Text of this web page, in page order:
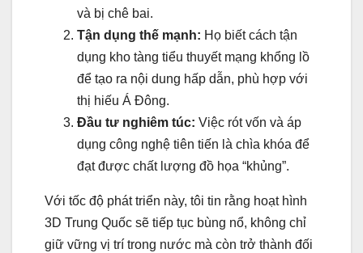
và bị chê bai.
Tận dụng thế mạnh: Họ biết cách tận
dụng kho tàng tiểu thuyết mạng khổng lồ
để tạo ra nội dung hấp dẫn, phù hợp với
thị hiếu Á Đông.
Đầu tư nghiêm túc: Việc rót vốn và áp
dụng công nghệ tiên tiến là chìa khóa để
đạt được chất lượng đồ họa “khủng”.
Với tốc độ phát triển này, tôi tin rằng hoạt hình
3D Trung Quốc sẽ tiếp tục bùng nổ, không chỉ
giữ vững vị trí trong nước mà còn trở thành đối